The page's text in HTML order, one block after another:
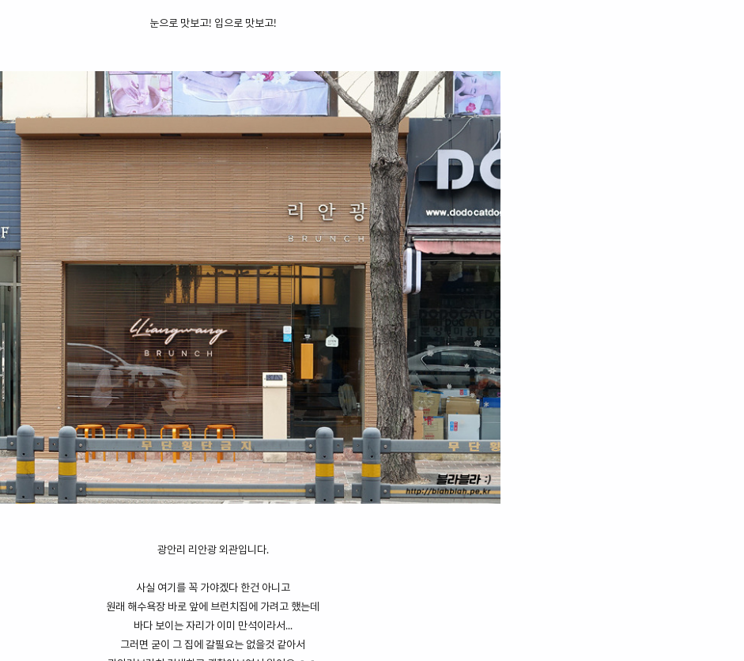
눈으로 맛보고! 입으로 맛보고!
광안리 리안광 외관입니다.
사실 여기를 꼭 가야겠다 한건 아니고
원래 해수욕장 바로 앞에 브런치집에 가려고 했는데
바다 보이는 자리가 이미 만석이라서...
그러면 굳이 그 집에 갈필요는 없을것 같아서